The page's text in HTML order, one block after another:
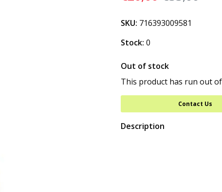
SKU: 716393009581
Stock: 0
Out of stock
This product has run out
Contact Us
Description